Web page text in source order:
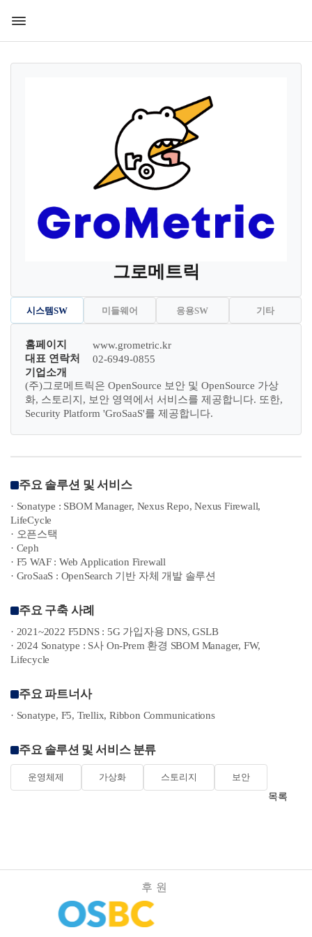
그로메트릭
시스템SW 미들웨어 응용SW 기타
홈페이지
www.grometric.kr
대표 연락처
02-6949-0855
기업소개
(주)그로메트릭은 OpenSource 보안 및 OpenSource 가상
화, 스토리지, 보안 영역에서 서비스를 제공합니다. 또한,
Security Platform 'GroSaaS'를 제공합니다.
주요 솔루션 및 서비스
· Sonatype : SBOM Manager, Nexus Repo, Nexus Firewall,
LifeCycle
· 오픈스택
· Ceph
· F5 WAF : Web Application Firewall
· GroSaaS : OpenSearch 기반 자체 개발 솔루션
주요 구축 사례
· 2021~2022 F5DNS : 5G 가입자용 DNS, GSLB
· 2024 Sonatype : S사 On-Prem 환경 SBOM Manager, FW,
Lifecycle
주요 파트너사
· Sonatype, F5, Trellix, Ribbon Communications
주요 솔루션 및 서비스 분류
운영체제 가상화 스토리지
보안
목록
후원